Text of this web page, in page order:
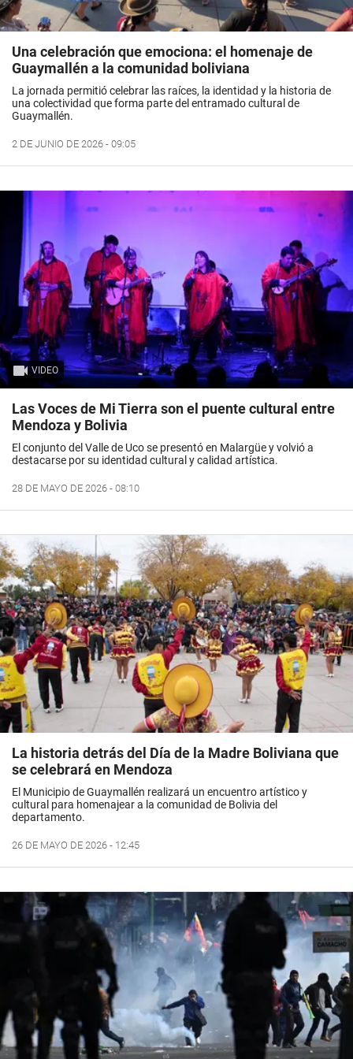
Una celebración que emociona: el homenaje de
Guaymallén a la comunidad boliviana
La jornada permitió celebrar las raíces, la identidad y la historia de
una colectividad que forma parte del entramado cultural de
Guaymallén.
2 DE JUNIO DE 2026 - 09:05
VIDEO
Las Voces de Mi Tierra son el puente cultural entre
Mendoza y Bolivia
El conjunto del Valle de Uco se presentó en Malargüe y volvió a
destacarse por su identidad cultural y calidad artística.
28 DE MAYO DE 2026 - 08:10
La historia detrás del Día de la Madre Boliviana que
se celebrará en Mendoza
El Municipio de Guaymallén realizará un encuentro artístico y
cultural para homenajear a la comunidad de Bolivia del
departamento.
26 DE MAYO DE 2026 - 12:45